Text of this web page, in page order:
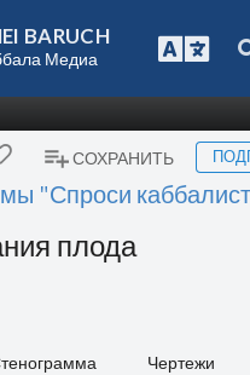
BARUCH
Медиа
СОХРАНИТЬ
"Спроси
плода
Чертежи